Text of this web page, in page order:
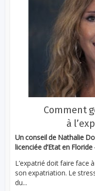
Comment
à
Un conseil de Nathalie
licenciée d’Etat en
L’expatrié doit faire face
son expatriation. Le
du...